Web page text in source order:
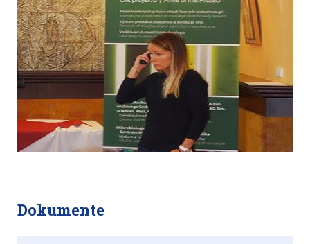
Dokumente